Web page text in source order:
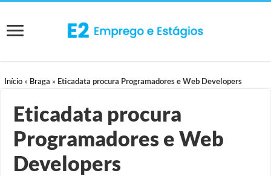
Início » Braga » Eticadata procura Programadores e Web Developers
Eticadata procura
Programadores e Web
Developers